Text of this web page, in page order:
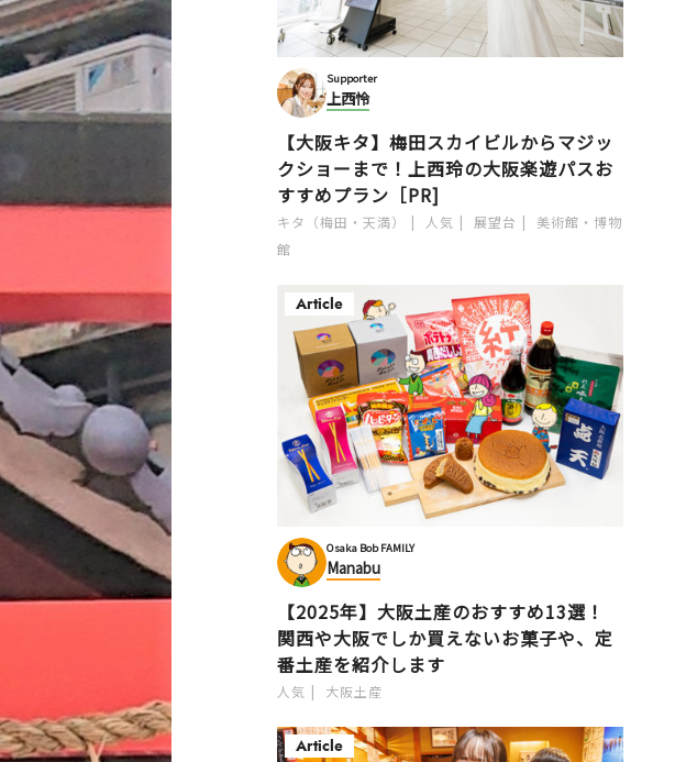
Supporter
上西怜
【大阪キタ】梅田スカイビルからマジッ
クショーまで！上西玲の大阪楽遊パスお
すすめプラン［PR]
キタ（梅田・天満） 人気 展望台
美術館・博物
館
Article
Osaka Bob FAMILY
Manabu
【2025年】大阪土産のおすすめ13選！
関西や大阪でしか買えないお菓子や、定
番土産を紹介します
人気 大阪土産
Article